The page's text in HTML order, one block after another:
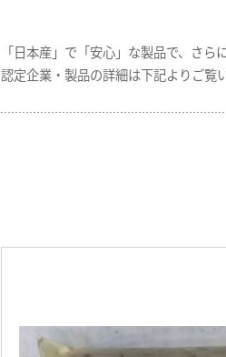
「日本産」で「安心」な製品で、さ
認定企業・製品の詳細は下記よりご覧